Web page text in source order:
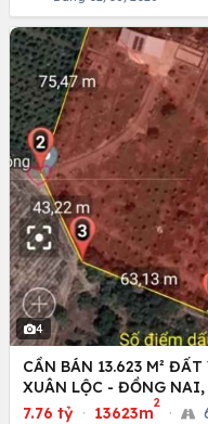
4
CẦN BÁN 13.623 M²
XUÂN LỘC - ĐỒNG
7.76 tỷ · 13623m
2
·